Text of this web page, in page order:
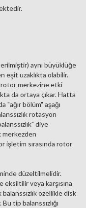
aynı büyüklüğe
eşit uzaklıkta olabilir.
rotor merkezine etki
da ortaya çıkar. Hatta
"ağır bölüm" aşağı
rotasyon
diye
merkezden
işletim sırasında rotor
düzeltilmelidir.
eksiltilir veya karşısına
özellikle disk
tip balanssızlığı